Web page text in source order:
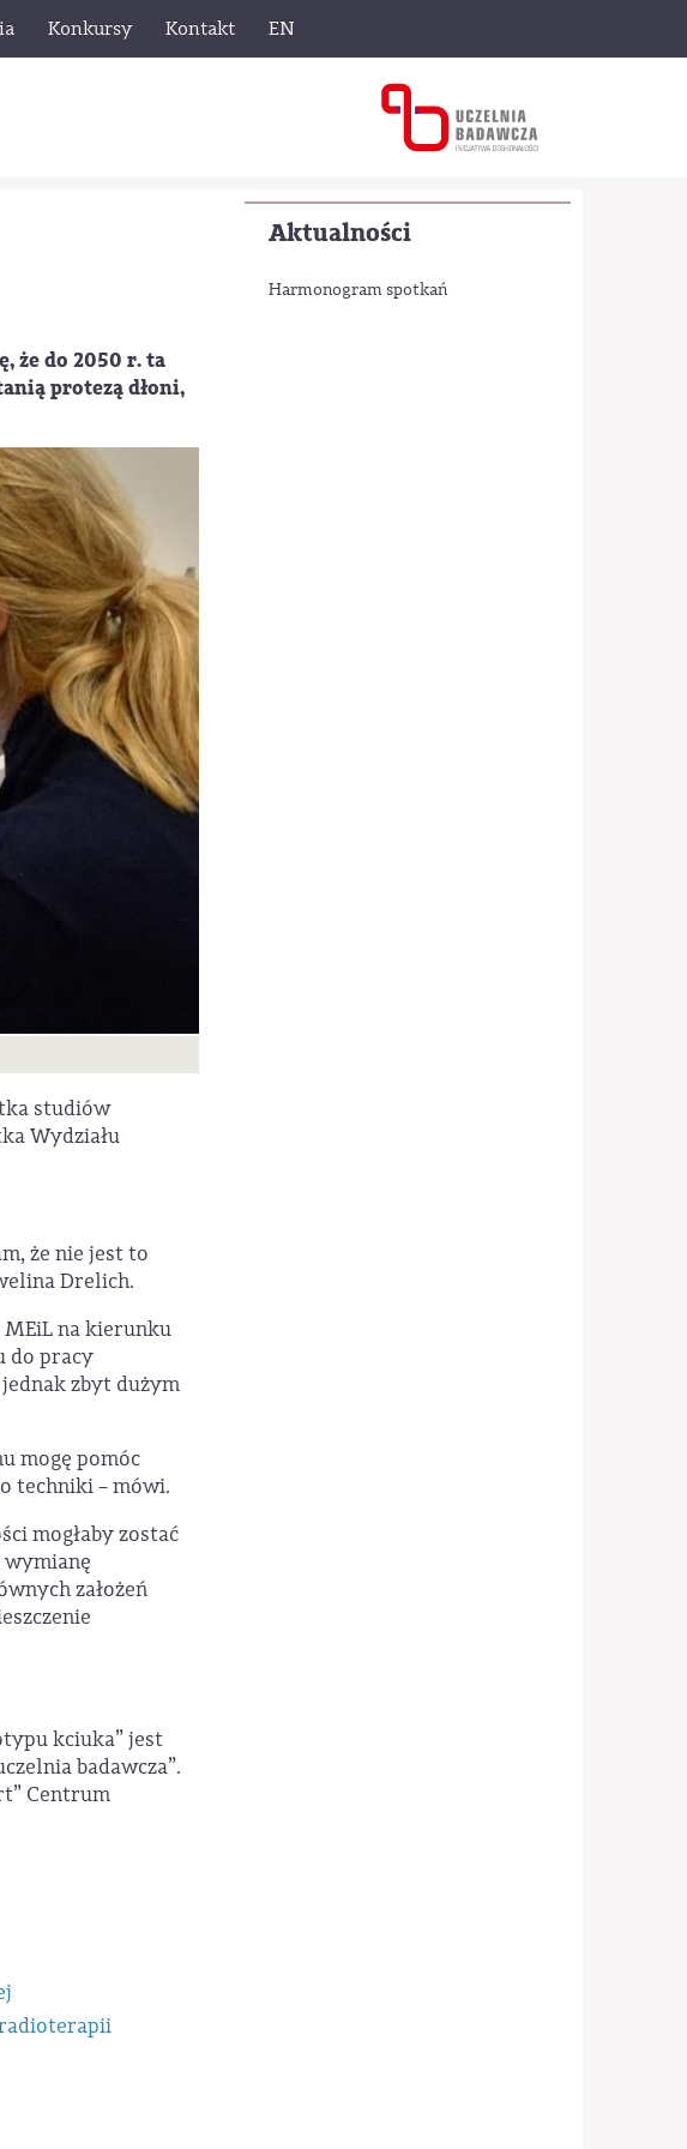
Konkursy Kontakt EN
Aktualności
Harmonogram spotkań
że do 2050 r. ta
protezą dłoni,
studiów
Wydziału
że nie jest to
Drelich.
MEiL na kierunku
do pracy
zbyt dużym
mogę pomóc
techniki – mówi.
mogłaby zostać
wymianę
założeń
kciuka” jest
badawcza”.
Centrum